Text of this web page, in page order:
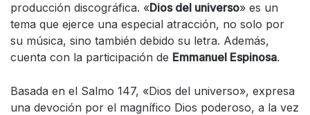
producción discográfica. «Dios del universo» es un
tema que ejerce una especial atracción, no solo por
su música, sino también debido su letra. Además,
cuenta con la participación de Emmanuel Espinosa.
Basada en el Salmo 147, «Dios del universo», expresa
una devoción por el magnífico Dios poderoso, a la vez